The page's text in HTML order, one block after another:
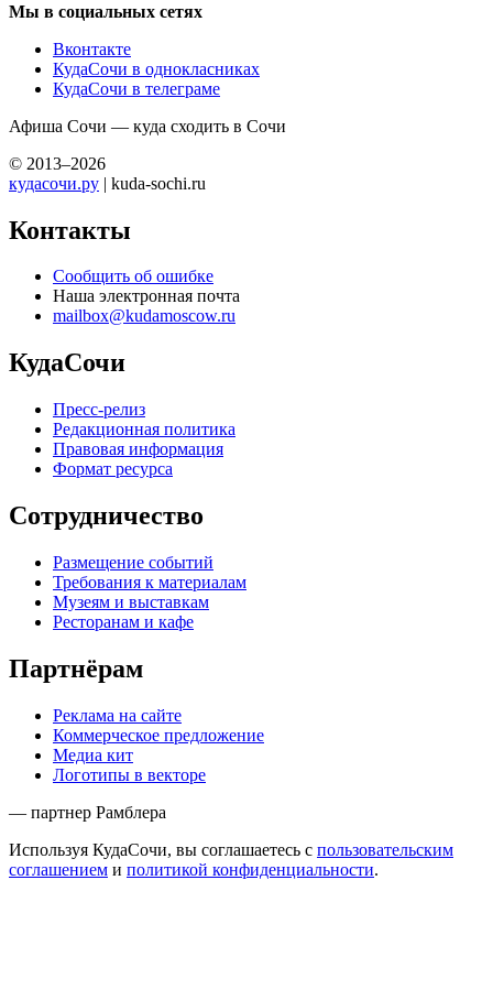
Мы в социальных сетях
Вконтакте
КудаСочи в однокласниках
КудаСочи в телеграме
Афиша Сочи — куда сходить в Сочи
© 2013–2026
кудасочи.ру | kuda-sochi.ru
Контакты
Сообщить об ошибке
Наша электронная почта
mailbox@kudamoscow.ru
КудаСочи
Пресс-релиз
Редакционная политика
Правовая информация
Формат ресурса
Сотрудничество
Размещение событий
Требования к материалам
Музеям и выставкам
Ресторанам и кафе
Партнёрам
Реклама на сайте
Коммерческое предложение
Медиа кит
Логотипы в векторе
— партнер Рамблера
Используя КудаСочи, вы соглашаетесь с пользовательским
соглашением и политикой конфиденциальности.